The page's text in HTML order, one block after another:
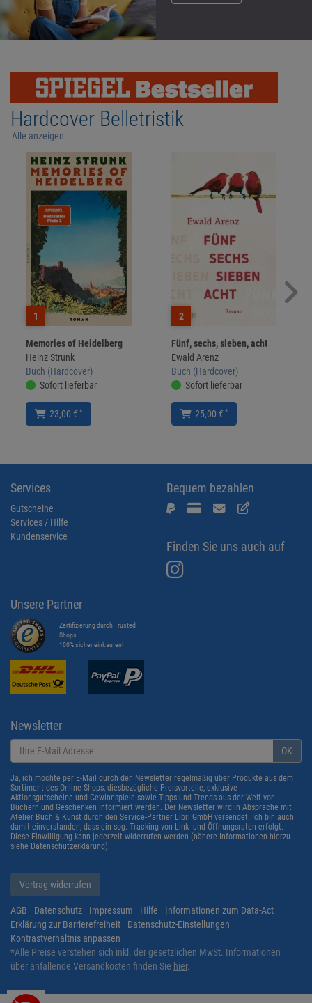
Hardcover Belletristik
Alle anzeigen
1
Memories of Heidelberg
Heinz Strunk
Buch (Hardcover)
Sofort lieferbar
23,00 € *
2
Fünf, sechs, sieben, acht
Ewald Arenz
Buch (Hardcover)
Sofort lieferbar
25,00 € *
Services
Gutscheine
Services / Hilfe
Kundenservice
Bequem bezahlen
Finden Sie uns auch auf
Unsere Partner
Zertifizierung durch Trusted
Shops
100% sicher einkaufen!
Newsletter
OK
Ja, ich möchte per E-Mail durch den Newsletter regelmäßig über Produkte aus dem
Sortiment des Online-Shops, diesbezügliche Preisvorteile, exklusive
Aktionsgutscheine und Gewinnspiele sowie Tipps und Trends aus der Welt von
Büchern und Geschenken informiert werden. Der Newsletter wird in Absprache mit
Atelier Buch & Kunst durch den Service-Partner Libri GmbH versendet. Ich bin auch
damit einverstanden, dass ein sog. Tracking von Link- und Öffnungsraten erfolgt.
Diese Einwilligung kann jederzeit widerrufen werden (nähere Informationen hierzu
siehe Datenschutzerklärung).
Vertrag widerrufen
AGB Datenschutz Impressum Hilfe
Informationen zum Data-Act
Erklärung zur Barrierefreiheit
Datenschutz-Einstellungen
Kontrastverhältnis anpassen
*Alle Preise verstehen sich inkl. der gesetzlichen MwSt. Informationen
über anfallende Versandkosten finden Sie hier.